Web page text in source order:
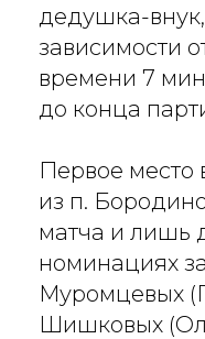
дедушка-
зависимости
времени 7
до конца
Первое место
из п.
матча и лишь
номинациях
Муромцевых
Шишковых